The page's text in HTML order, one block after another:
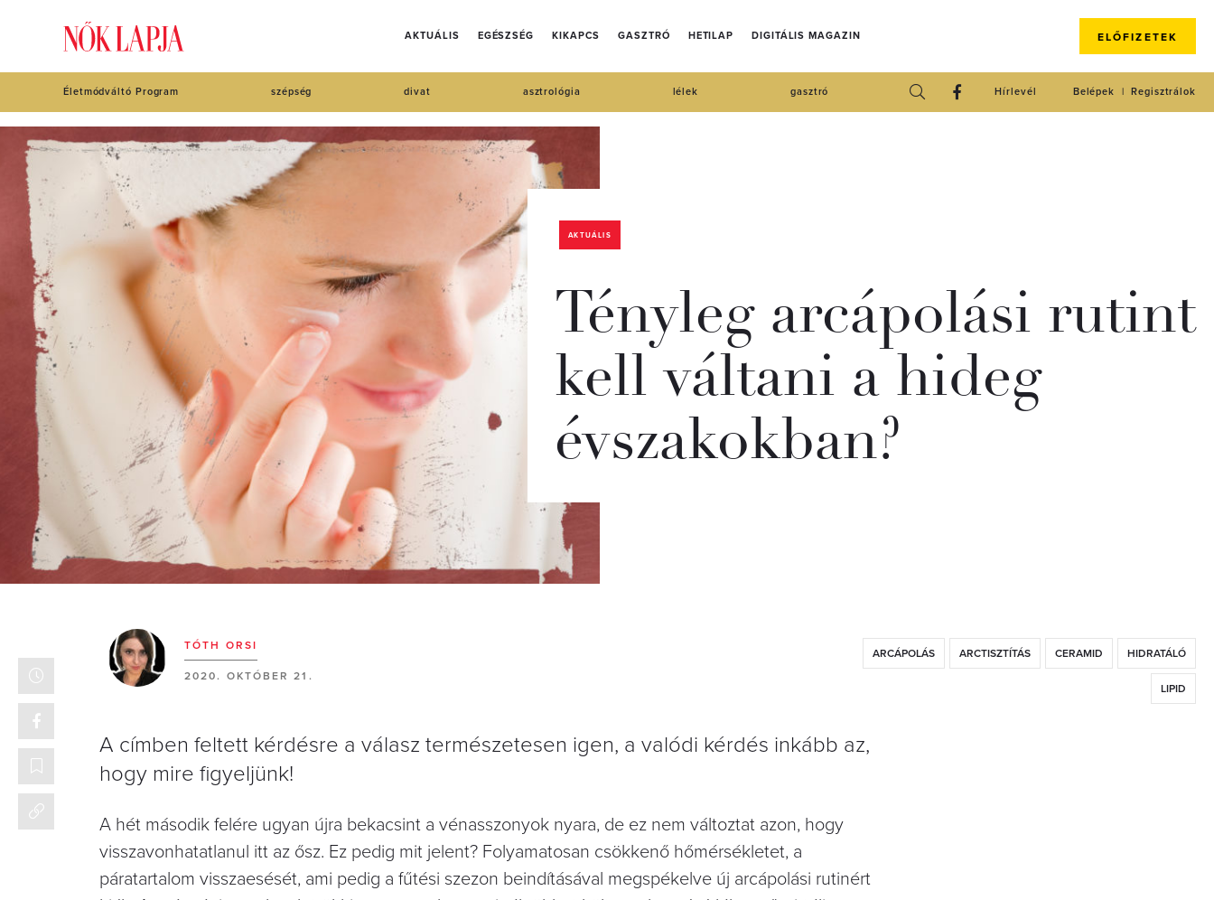
AKTUÁLIS EGÉSZSÉG KIKAPCS GASZTRÓ HETILAP DIGITÁLIS MAGAZIN ELŐFIZETEK
Életmódváltó Program szépség divat asztrológia lélek gasztró Regisztrálok
Belépek
Hírlevél
AKTUÁLIS
Tényleg arcápolási rutint
kell váltani a hideg
évszakokban?
TÓTH ORSI
2020. OKTÓBER 21.
ARCÁPOLÁS ARCTISZTÍTÁS CERAMID HIDRATÁLÓ
LIPID
A címben feltett kérdésre a válasz természetesen igen, a valódi kérdés inkább az,
hogy mire figyeljünk!
A hét második felére ugyan újra bekacsint a vénasszonyok nyara, de ez nem változtat azon, hogy
visszavonhatatlanul itt az ősz. Ez pedig mit jelent? Folyamatosan csökkenő hőmérsékletet, a
páratartalom visszaesését, ami pedig a fűtési szezon beindításával megspékelve új arcápolási rutinért